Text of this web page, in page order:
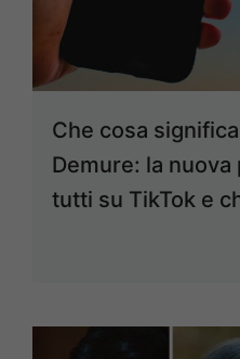
Che cosa
Demure: la nuova
tutti su TikTok e